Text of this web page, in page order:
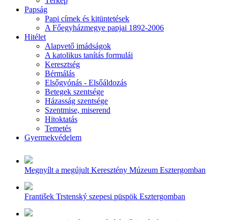
Papság
Papi címek és kitüntetések
A Főegyházmegye papjai 1892-2006
Hitélet
Alapvető imádságok
A katolikus tanítás formulái
Keresztség
Bérmálás
Elsőgyónás - Elsőáldozás
Betegek szentsége
Házasság szentsége
Szentmise, miserend
Hitoktatás
Temetés
Gyermekvédelem
Megnyílt a megújult Keresztény Múzeum Esztergomban
František Trstenský szepesi püspök Esztergomban